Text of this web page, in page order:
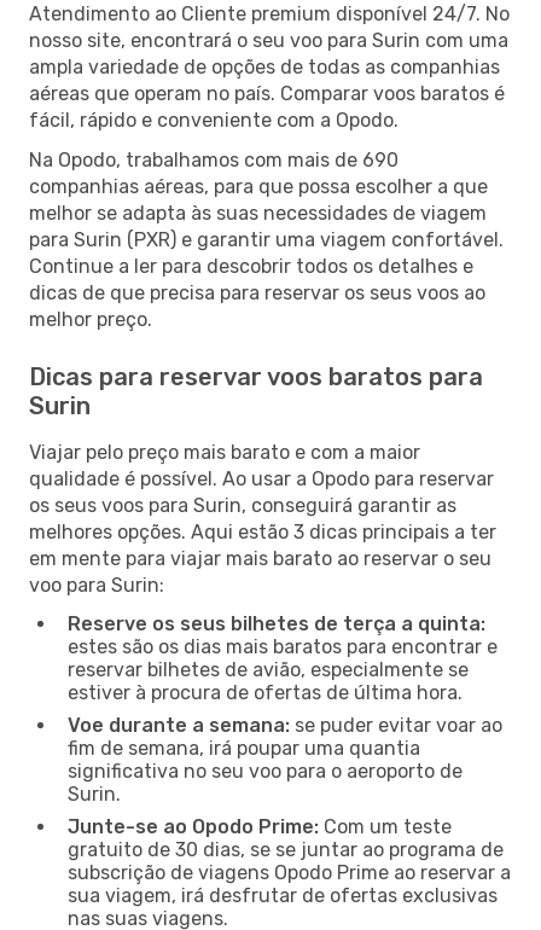
Atendimento ao Cliente premium disponível 24/7. No
nosso site, encontrará o seu voo para Surin com uma
ampla variedade de opções de todas as companhias
aéreas que operam no país. Comparar voos baratos é
fácil, rápido e conveniente com a Opodo.
Na Opodo, trabalhamos com mais de 690
companhias aéreas, para que possa escolher a que
melhor se adapta às suas necessidades de viagem
para Surin (PXR) e garantir uma viagem confortável.
Continue a ler para descobrir todos os detalhes e
dicas de que precisa para reservar os seus voos ao
melhor preço.
Dicas para reservar voos baratos para
Surin
Viajar pelo preço mais barato e com a maior
qualidade é possível. Ao usar a Opodo para reservar
os seus voos para Surin, conseguirá garantir as
melhores opções. Aqui estão 3 dicas principais a ter
em mente para viajar mais barato ao reservar o seu
voo para Surin:
Reserve os seus bilhetes de terça a quinta:
estes são os dias mais baratos para encontrar e
reservar bilhetes de avião, especialmente se
estiver à procura de ofertas de última hora.
Voe durante a semana: se puder evitar voar ao
fim de semana, irá poupar uma quantia
significativa no seu voo para o aeroporto de
Surin.
Junte-se ao Opodo Prime: Com um teste
gratuito de 30 dias, se se juntar ao programa de
subscrição de viagens Opodo Prime ao reservar a
sua viagem, irá desfrutar de ofertas exclusivas
nas suas viagens.